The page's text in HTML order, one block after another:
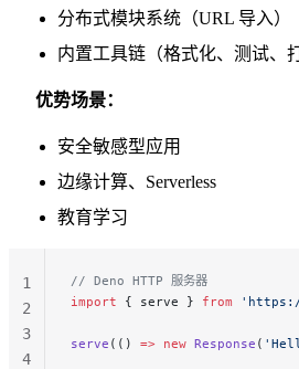
分布式模块系统（URL 导入）
内置工具链（格式化、测试、
优势场景：
安全敏感型应用
边缘计算、Serverless
教育学习
// Deno HTTP 服务器
import { serve } from
serve (() => new Response (
1
2
3
4